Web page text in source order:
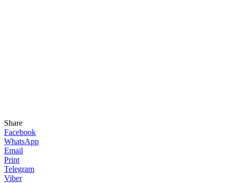
Share
Facebook
WhatsApp
Email
Print
Telegram
Viber